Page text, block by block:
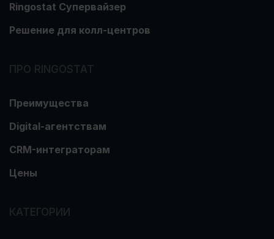
Ringostat Супервайзер
Решение для колл-центров
ПРО RINGOSTAT
Преимущества
Digital-агентствам
CRM-интеграторам
Цены
КАТЕГОРИИ